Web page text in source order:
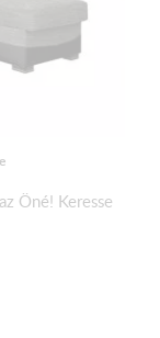
szállítjuk!
Öné! Keresse